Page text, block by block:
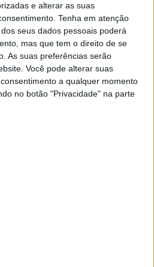
e alterar as suas
Tenha em atenção
seus dados pessoais poderá
mas que tem o direito de se
As suas preferências serão
Você pode alterar suas
a qualquer momento
no botão "Privacidade" na parte